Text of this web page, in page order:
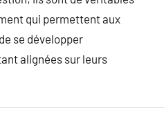
qui permettent aux
se développer
alignées sur leurs